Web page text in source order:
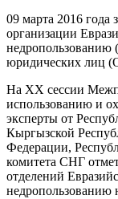
09 марта 2016 года
организации
юридических лиц
На XX сессии
использованию и
эксперты от
Кыргызской
Федерации,
комитета СНГ
отделений
недропользованию